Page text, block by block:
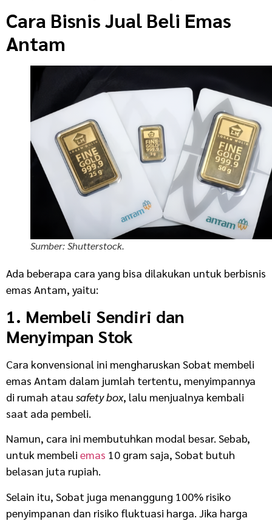
Cara Bisnis Jual Beli Emas
Antam
Sumber: Shutterstock.
Ada beberapa cara yang bisa dilakukan untuk berbisnis
emas Antam, yaitu:
1. Membeli Sendiri dan
Menyimpan Stok
Cara konvensional ini mengharuskan Sobat membeli
emas Antam dalam jumlah tertentu, menyimpannya
di rumah atau safety box, lalu menjualnya kembali
saat ada pembeli.
Namun, cara ini membutuhkan modal besar. Sebab,
untuk membeli emas 10 gram saja, Sobat butuh
belasan juta rupiah.
Selain itu, Sobat juga menanggung 100% risiko
penyimpanan dan risiko fluktuasi harga. Jika harga